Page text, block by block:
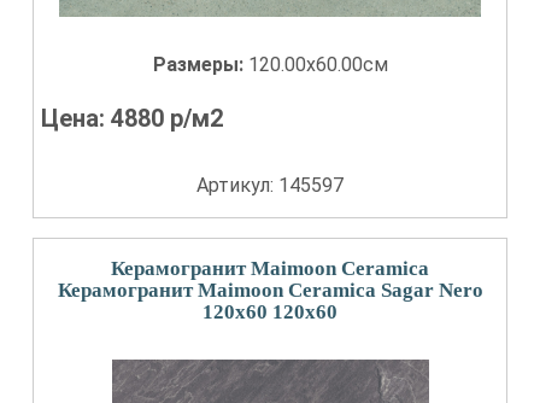
Размеры: 120.00x60.00см
Цена:4880 р/м2
Артикул: 145597
Керамогранит Maimoon Ceramica
Керамогранит Maimoon Ceramica Sagar Nero
120x60 120x60